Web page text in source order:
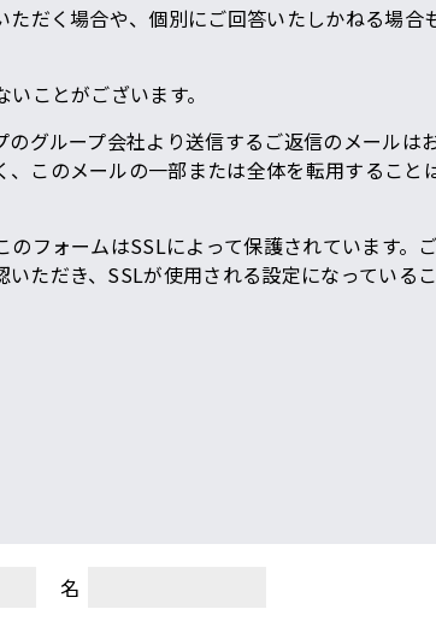
だく場合や、個別にご回答いたしかねる場合
ことがございます。
グループ会社より送信するご返信のメールは
このメールの一部または全体を転用すること
フォームはSSLによって保護されています。
ただき、SSLが使用される設定になっている
名